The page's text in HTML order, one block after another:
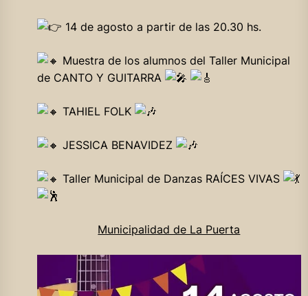
14 de agosto a partir de las 20.30 hs.
Muestra de los alumnos del Taller Municipal
de CANTO Y GUITARRA
TAHIEL FOLK
JESSICA BENAVIDEZ
Taller Municipal de Danzas RAÍCES VIVAS
Municipalidad de La Puerta